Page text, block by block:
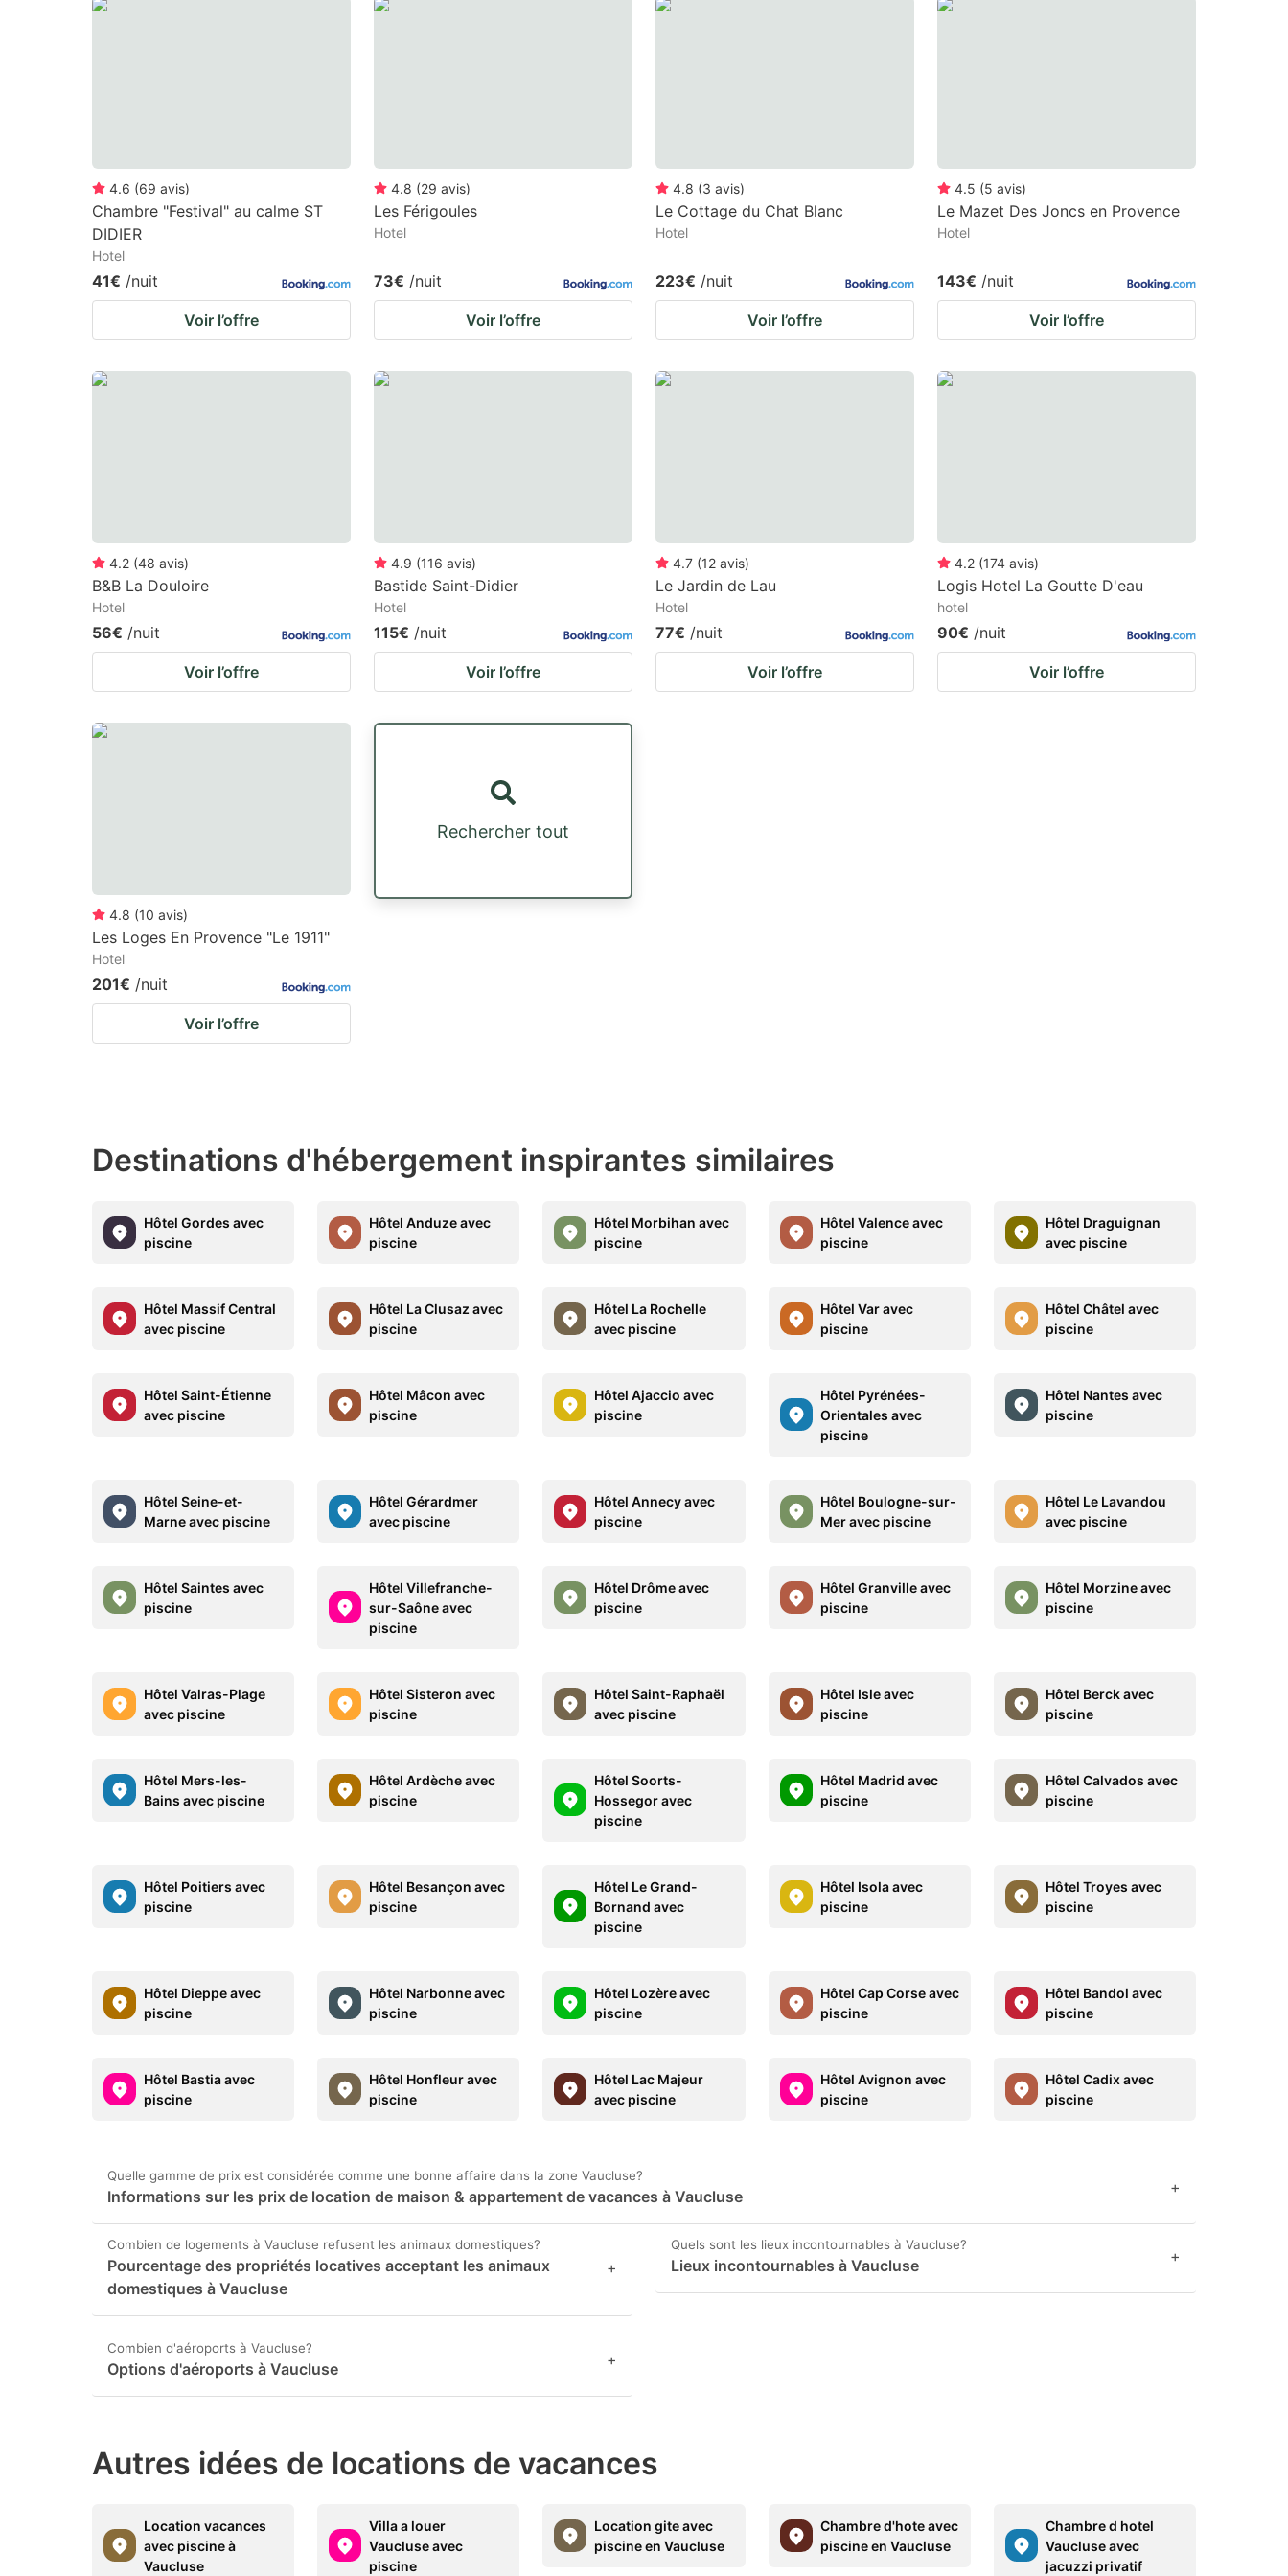
keyboard
shortcuts
changing
dates.
keyboard
shortcuts
changing
dates.
4.6 (69 avis)
Chambre "Festival" au calme ST
DIDIER
Hotel
41€ /nuit
Voir l’offre
4.8 (29 avis)
Les Férigoules
Hotel
73€ /nuit
Voir l’offre
4.8 (3 avis)
Le Cottage du Chat Blanc
Hotel
223€ /nuit
Voir l’offre
4.5 (5 avis)
Le Mazet Des Joncs en Provence
Hotel
143€ /nuit
Voir l’offre
4.2 (48 avis)
B&B La Douloire
Hotel
56€ /nuit
Voir l’offre
4.9 (116 avis)
Bastide Saint-Didier
Hotel
115€ /nuit
Voir l’offre
4.7 (12 avis)
Le Jardin de Lau
Hotel
77€ /nuit
Voir l’offre
4.2 (174 avis)
Logis Hotel La Goutte D'eau
hotel
90€ /nuit
Voir l’offre
4.8 (10 avis)
Les Loges En Provence "Le 1911"
Hotel
201€ /nuit
Voir l’offre
Rechercher tout
Destinations d'hébergement inspirantes similaires
Hôtel Gordes avec
piscine
Hôtel Anduze avec
piscine
Hôtel Morbihan avec
piscine
Hôtel Valence avec
piscine
Hôtel Draguignan
avec piscine
Hôtel Massif Central
avec piscine
Hôtel La Clusaz avec
piscine
Hôtel La Rochelle
avec piscine
Hôtel Var avec
piscine
Hôtel Châtel avec
piscine
Hôtel Saint-Étienne
avec piscine
Hôtel Mâcon avec
piscine
Hôtel Ajaccio avec
piscine
Hôtel Pyrénées-
Orientales avec
piscine
Hôtel Nantes avec
piscine
Hôtel Seine-et-
Marne avec piscine
Hôtel Gérardmer
avec piscine
Hôtel Annecy avec
piscine
Hôtel Boulogne-sur-
Mer avec piscine
Hôtel Le Lavandou
avec piscine
Hôtel Saintes avec
piscine
Hôtel Villefranche-
sur-Saône avec
piscine
Hôtel Drôme avec
piscine
Hôtel Granville avec
piscine
Hôtel Morzine avec
piscine
Hôtel Valras-Plage
avec piscine
Hôtel Sisteron avec
piscine
Hôtel Saint-Raphaël
avec piscine
Hôtel Isle avec
piscine
Hôtel Berck avec
piscine
Hôtel Mers-les-
Bains avec piscine
Hôtel Ardèche avec
piscine
Hôtel Soorts-
Hossegor avec
piscine
Hôtel Madrid avec
piscine
Hôtel Calvados avec
piscine
Hôtel Poitiers avec
piscine
Hôtel Besançon avec
piscine
Hôtel Le Grand-
Bornand avec
piscine
Hôtel Isola avec
piscine
Hôtel Troyes avec
piscine
Hôtel Dieppe avec
piscine
Hôtel Narbonne avec
piscine
Hôtel Lozère avec
piscine
Hôtel Cap Corse avec
piscine
Hôtel Bandol avec
piscine
Hôtel Bastia avec
piscine
Hôtel Honfleur avec
piscine
Hôtel Lac Majeur
avec piscine
Hôtel Avignon avec
piscine
Hôtel Cadix avec
piscine
Quelle gamme de prix est considérée comme une bonne affaire dans la zone Vaucluse?
Informations sur les prix de location de maison & appartement de vacances à Vaucluse +
Combien de logements à Vaucluse refusent les animaux domestiques?
Pourcentage des propriétés locatives acceptant les animaux
domestiques à Vaucluse
+
Quels sont les lieux incontournables à Vaucluse?
Lieux incontournables à Vaucluse +
Combien d'aéroports à Vaucluse?
Options d'aéroports à Vaucluse +
Autres idées de locations de vacances
Location vacances
avec piscine à
Vaucluse
Villa a louer
Vaucluse avec
piscine
Location gite avec
piscine en Vaucluse
Chambre d'hote avec
piscine en Vaucluse
Chambre d hotel
Vaucluse avec
jacuzzi privatif